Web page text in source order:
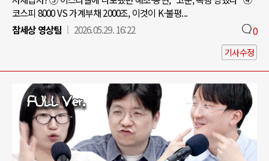
코스피 8000 VS 가계부채 2000조, 이것이 K-불평...
참세상 영상팀
2026.05.29. 16:22 0
기사수정